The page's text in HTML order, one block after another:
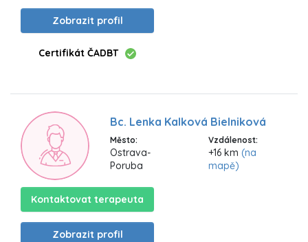
Zobrazit profil
Certifikát ČADBT
Bc. Lenka Kalková Bielniková
Město:
Ostrava-
Poruba
Vzdálenost:
+16 km(na
mapě)
Kontaktovat terapeuta
Zobrazit profil